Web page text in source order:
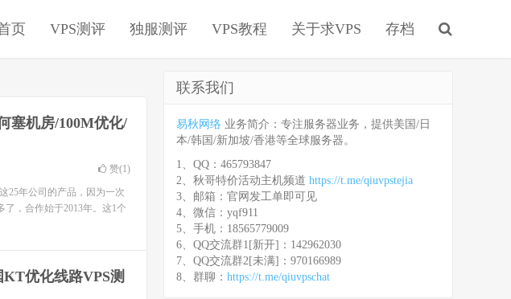
页 VPS测评 独服测评 VPS教程 关于求VPS 存档
塞机房/100M优化/
赞(1)
25年公司的产品，因为一次
，合作始于2013年。这1个
优化线路VPS测
联系我们
易秋网络 业务简介：专注服务器业务，提供美国/日
本/韩国/新加坡/香港等全球服务器。
1、QQ：465793847
2、秋哥特价活动主机频道 https://t.me/qiuvpstejia
3、邮箱：官网发工单即可见
4、微信：yqf911
5、手机：18565779009
6、QQ交流群1[新开]：142962030
7、QQ交流群2[未满]：970166989
8、群聊： https://t.me/qiuvpschat